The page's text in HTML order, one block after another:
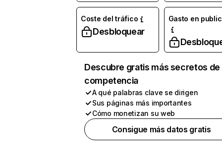
Coste del tráfico
Desbloquear
Gasto en
Descubre gratis más secretos de
competencia
A qué palabras clave se dirigen
Sus páginas más importantes
Cómo monetizan su web
Consigue más datos gratis